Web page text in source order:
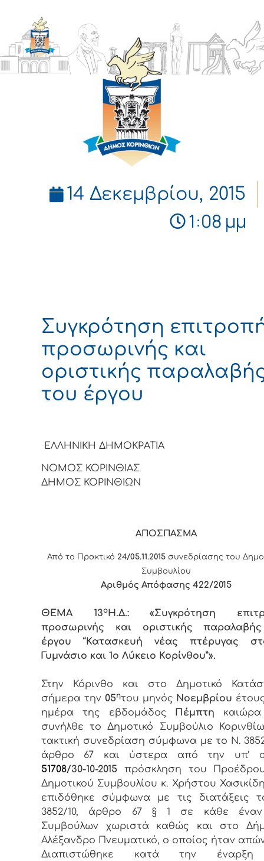
ΔΗΜΟΣ
ΚΟΡΙΝΘΙΩΝ
14 Δεκεμβρίου, 2015
1:08 μμ
Συγκρότηση
προσωρινής και
οριστικής
του έργου
ΕΛΛΗΝΙΚΗ ΔΗΜΟΚΡΑΤΙΑ
ΝΟΜΟΣ ΚΟΡΙΝΘΙΑΣ
ΔΗΜΟΣ ΚΟΡΙΝΘΙΩΝ
ΑΠΟΣΠΑΣΜΑ
Από το Πρακτικό 24/05.11.2015 συνεδρίασης του
Συμβουλίου
Αριθμός Απόφασης 422/2015
ΘΕΜΑ 13οΗ.Δ.:«Συγκρότηση
προσωρινής και οριστικής
έργου “Κατασκευή νέας πτέρυγας
Γυμνάσιο και 1ο Λύκειο Κορίνθου”».
Στην Κόρινθο και στο Δημοτικό
σήμερα την 05ητου μηνός Νοεμβρίου
ημέρα της εβδομάδος Πέμπτη
συνήλθε το Δημοτικό Συμβούλιο
τακτική συνεδρίαση σύμφωνα με το Ν.
άρθρο 67 και ύστερα από την υπ’
51708/30-10-2015 πρόσκληση του
Δημοτικού Συμβουλίου κ. Χρήστου
επιδόθηκε σύμφωνα με τις διατάξεις
3852/10, άρθρο 67 § 1 σε κάθε
Συμβούλων χωριστά καθώς και στο
Αλέξανδρο Πνευματικό, ο οποίος ήταν
Διαπιστώθηκε κατά την